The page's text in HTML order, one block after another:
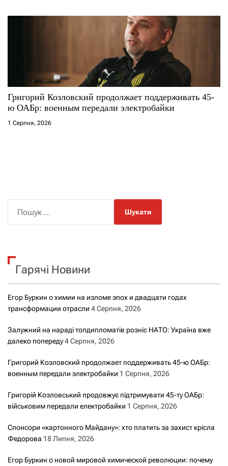
Григорий Козловский продолжает поддерживать 45-
ю ОАБр: военным передали электробайки
1 Серпня, 2026
к
Гарячі Новини
Егор Буркин о химии на изломе эпох и двадцати годах
трансформации отрасли 4 Серпня, 2026
Залужний на нараді топдипломатів розніс НАТО: Україна вже
далеко попереду4 Серпня, 2026
Григорий Козловский продолжает поддерживать 45-ю ОАБр:
военным передали электробайки 1 Серпня, 2026
Григорій Козловський продовжує підтримувати 45-ту ОАБр:
військовим передали електробайки 1 Серпня, 2026
Спонсори «картонного Майдану»: хто платить за захист крісла
Федорова 18 Липня, 2026
Егор Буркин о новой мировой химической революции: почему